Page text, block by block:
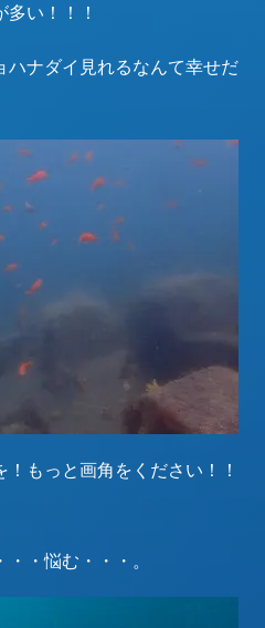
い！！！
ハナダイ見れるなんて幸せだ
もっと画角をください！！
・悩む・・・。